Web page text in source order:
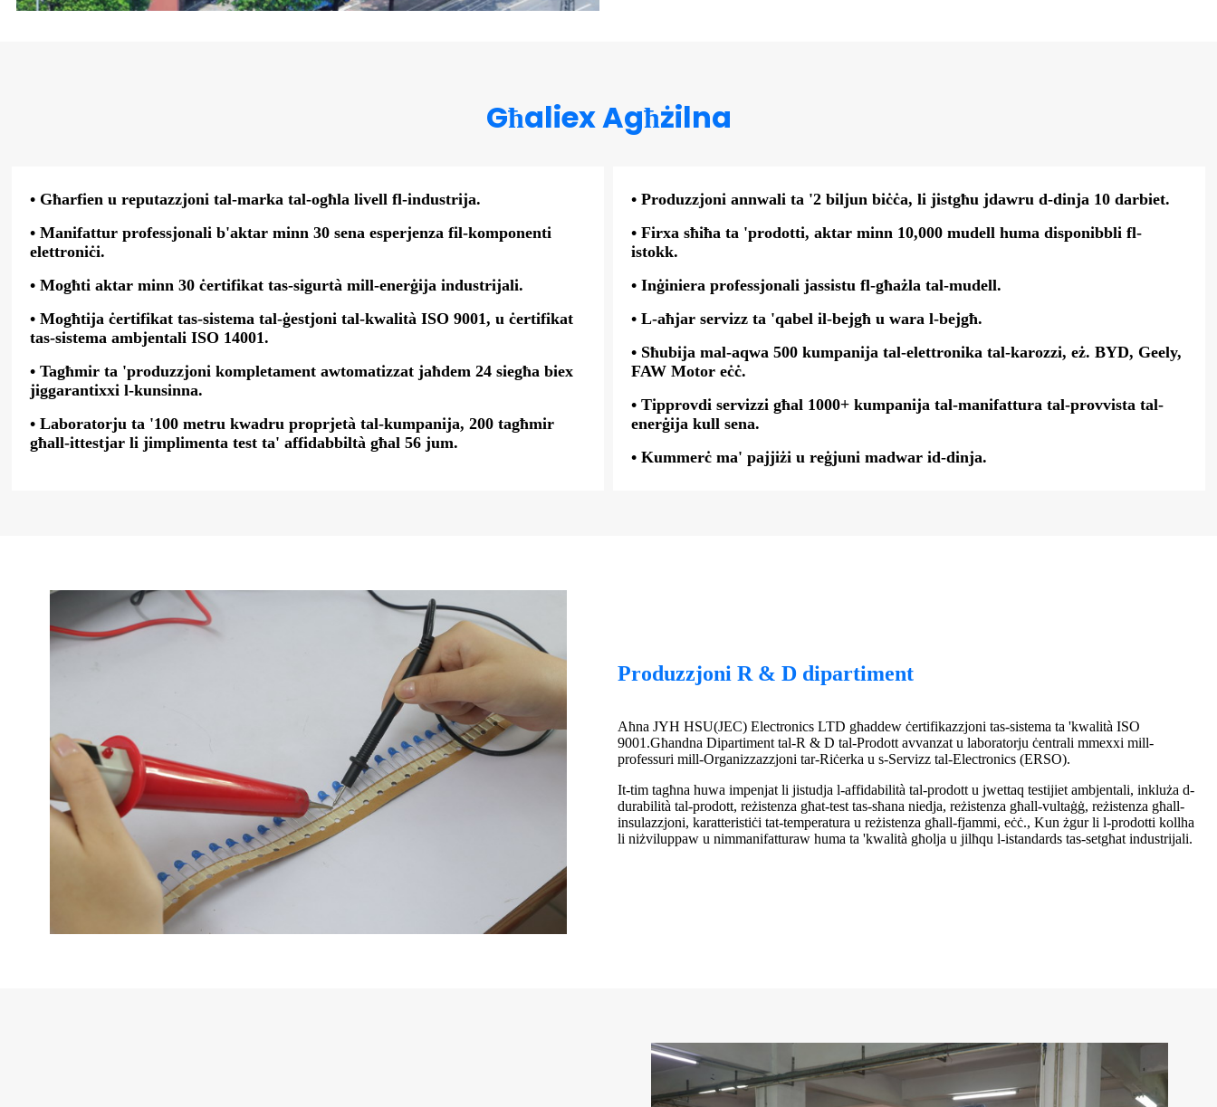
Għaliex Agħżilna
• Għarfien u reputazzjoni tal-marka tal-ogħla livell fl-industrija.
• Manifattur professjonali b'aktar minn 30 sena esperjenza fil-komponenti
elettroniċi.
• Mogħti aktar minn 30 ċertifikat tas-sigurtà mill-enerġija industrijali.
• Mogħtija ċertifikat tas-sistema tal-ġestjoni tal-kwalità ISO 9001, u ċertifikat
tas-sistema ambjentali ISO 14001.
• Tagħmir ta 'produzzjoni kompletament awtomatizzat jaħdem 24 siegħa biex
jiggarantixxi l-kunsinna.
• Laboratorju ta '100 metru kwadru proprjetà tal-kumpanija, 200 tagħmir
għall-ittestjar li jimplimenta test ta' affidabbiltà għal 56 jum.
• Produzzjoni annwali ta '2 biljun biċċa, li jistgħu jdawru d-dinja 10 darbiet.
• Firxa sħiħa ta 'prodotti, aktar minn 10,000 mudell huma disponibbli fl-
istokk.
• Inġiniera professjonali jassistu fl-għażla tal-mudell.
• L-aħjar servizz ta 'qabel il-bejgħ u wara l-bejgħ.
• Sħubija mal-aqwa 500 kumpanija tal-elettronika tal-karozzi, eż. BYD, Geely,
FAW Motor eċċ.
• Tipprovdi servizzi għal 1000+ kumpanija tal-manifattura tal-provvista tal-
enerġija kull sena.
• Kummerċ ma' pajjiżi u reġjuni madwar id-dinja.
Produzzjoni R & D dipartiment
Aħna JYH HSU(JEC) Electronics LTD għaddew ċertifikazzjoni tas-sistema ta 'kwalità ISO
9001.Għandna Dipartiment tal-R & D tal-Prodott avvanzat u laboratorju ċentrali mmexxi mill-
professuri mill-Organizzazzjoni tar-Riċerka u s-Servizz tal-Electronics (ERSO).
It-tim tagħna huwa impenjat li jistudja l-affidabilità tal-prodott u jwettaq testijiet ambjentali, inkluża d-
durabilità tal-prodott, reżistenza għat-test tas-sħana niedja, reżistenza għall-vultaġġ, reżistenza għall-
insulazzjoni, karatteristiċi tat-temperatura u reżistenza għall-fjammi, eċċ., Kun żgur li l-prodotti kollha
li niżviluppaw u nimmanifatturaw huma ta 'kwalità għolja u jilħqu l-istandards tas-setgħat industrijali.